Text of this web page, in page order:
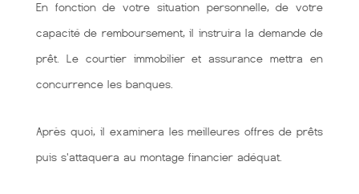
En fonction de votre situation personnelle, de votre
capacité de remboursement, il instruira la demande de
prêt. Le courtier immobilier et assurance mettra en
concurrence les banques.
Après quoi, il examinera les meilleures offres de prêts
puis s'attaquera au montage financier adéquat.